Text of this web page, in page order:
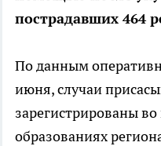
пострадавших 464
По данным
июня, случаи
зарегистрированы
образованиях